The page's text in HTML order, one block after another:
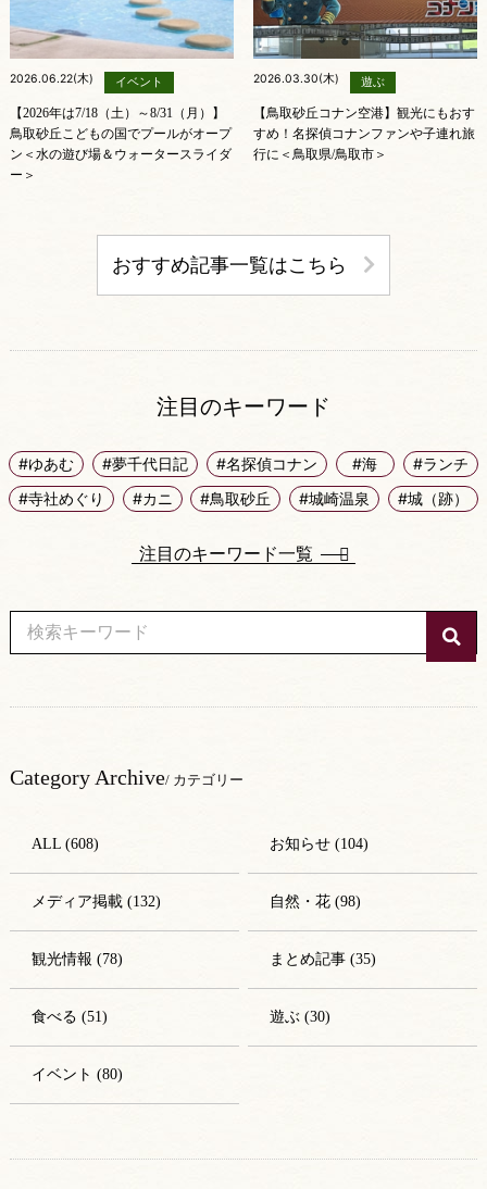
2026.06.22(木) イベント
【2026年は7/18（土）～8/31（月）】
鳥取砂丘こどもの国でプールがオープ
ン＜水の遊び場＆ウォータースライダ
ー＞
2026.03.30(木) 遊ぶ
【鳥取砂丘コナン空港】観光にもおす
すめ！名探偵コナンファンや子連れ旅
行に＜鳥取県/鳥取市＞
おすすめ記事一覧はこちら
注目のキーワード
#ゆあむ #夢千代日記 #名探偵コナン #海
#ランチ
#寺社めぐり
#カニ #鳥取砂丘 #城崎温泉 #城（跡）
注目のキーワード一覧
Category Archive/ カテゴリー
ALL (608) お知らせ (104)
メディア掲載 (132) 自然・花 (98)
観光情報 (78) まとめ記事 (35)
食べる (51) 遊ぶ (30)
イベント (80)